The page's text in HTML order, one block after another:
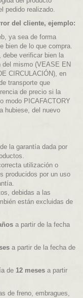
pedido realizado.
del cliente, ejemplo:
ya sea de forma
bien de lo que compra.
debe verificar bien la
del mismo (VEASE EN
CIRCULACIÓN), en
transporte que
de precio si la
modo PICAFACTORY
hubiese, del nuevo
la garantía dada por
utilización o
producidos por un uso
debidas a las
están excluidas de
a partir de la fecha
a partir de la fecha de
de 12 meses a partir
de freno, embragues,